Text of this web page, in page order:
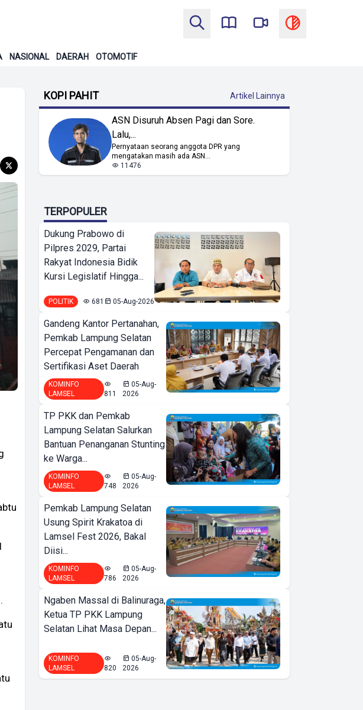
NASIONAL DAERAH OTOMOTIF
KOPI PAHIT Artikel Lainnya
ASN Disuruh Absen Pagi dan Sore.
Lalu,...
Pernyataan seorang anggota DPR yang
mengatakan masih ada ASN...
11476
TERPOPULER
Dukung Prabowo di
Pilpres 2029, Partai
Rakyat Indonesia Bidik
Kursi Legislatif Hingga...
POLITIK 681 05-Aug-2026
Gandeng Kantor Pertanahan,
Pemkab Lampung Selatan
Percepat Pengamanan dan
Sertifikasi Aset Daerah
KOMINFO
LAMSEL
811
05-Aug-
2026
TP PKK dan Pemkab
Lampung Selatan Salurkan
Bantuan Penanganan Stunting
ke Warga...
KOMINFO
LAMSEL
748
05-Aug-
2026
Pemkab Lampung Selatan
Usung Spirit Krakatoa di
Lamsel Fest 2026, Bakal
Diisi...
KOMINFO
LAMSEL
786
05-Aug-
2026
Ngaben Massal di Balinuraga,
Ketua TP PKK Lampung
Selatan Lihat Masa Depan...
KOMINFO
LAMSEL
820
05-Aug-
2026